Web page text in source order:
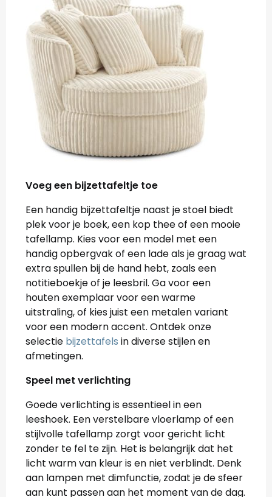
Voeg een bijzettafeltje toe
Een handig bijzettafeltje naast je stoel biedt
plek voor je boek, een kop thee of een mooie
tafellamp. Kies voor een model met een
handig opbergvak of een lade als je graag wat
extra spullen bij de hand hebt, zoals een
notitieboekje of je leesbril. Ga voor een
houten exemplaar voor een warme
uitstraling, of kies juist een metalen variant
voor een modern accent. Ontdek onze
selectie bijzettafels in diverse stijlen en
afmetingen.
Speel met verlichting
Goede verlichting is essentieel in een
leeshoek. Een verstelbare vloerlamp of een
stijlvolle tafellamp zorgt voor gericht licht
zonder te fel te zijn. Het is belangrijk dat het
licht warm van kleur is en niet verblindt. Denk
aan lampen met dimfunctie, zodat je de sfeer
aan kunt passen aan het moment van de dag.